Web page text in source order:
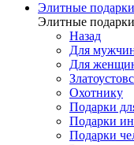
Элитные подарки
Элитные подарки
Назад
Для
Для
Охотнику
Подарки
Подарки
Подарки